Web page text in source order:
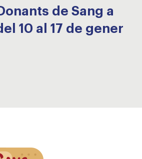
de Sang a
10 al 17 de gener